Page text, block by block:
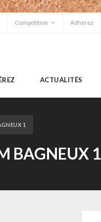
Compétition Adhérez
ACTUALITÉS
1
BAGNEUX 1